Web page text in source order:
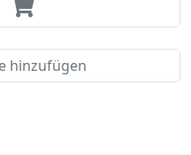
hinzufügen